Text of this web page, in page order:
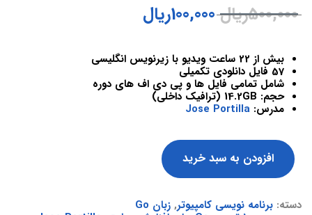
از 5
در
500,000ریال 100,000ریال
بیش از 22 ساعت ویدیو با زیرنویس انگلیسی
57 فایل دانلودی تکمیلی
شامل تمامی فایل ها و پی دی اف های دوره
حجم: 14.2GB (ترافیک داخلی)
مدرس: Jose Portilla
افزودن به سبد خرید
دسته: برنامه نویسی کامپیوتر, زبان Go